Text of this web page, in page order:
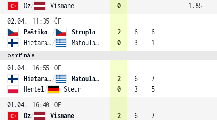
Oz/ Vismane
0
1.85
02.04.
11:35 ČF
Paštiková /
Struplova
Hietaranta / Matoula (2)
2
0
6
3
6
1
osmifinále
01.04. 16:55 OF
Hietaranta /
Matoula (2)
Hertel / Steur
2
0
6
3
7
5
01.04.
16:40 OF
Oz/
Vismane
2
6
7